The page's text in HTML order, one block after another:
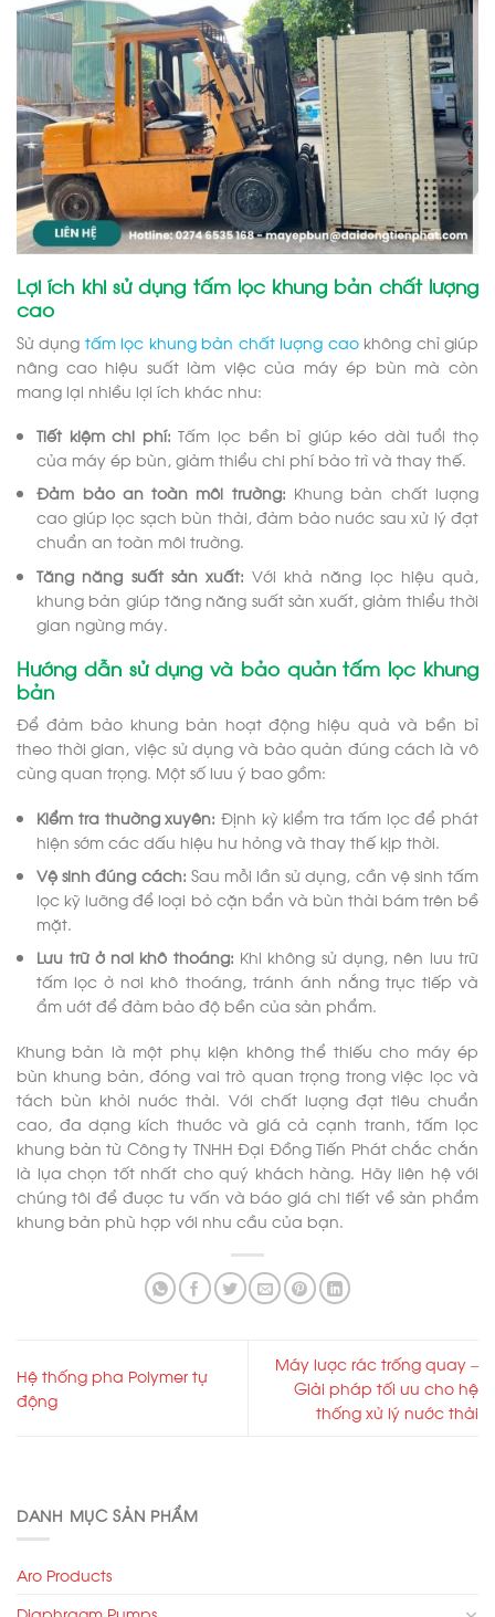
DANH MỤC SẢN PHẨM
Aro Products
Lợi ích khi sử dụng tấm lọc khung bản chất lượng
cao
Sử dụng tấm lọc khung bản chất lượng caokhông chỉ giúp
nâng cao hiệu suất làm việc của máy ép bùn mà còn
mang lại nhiều lợi ích khác như:
Tiết kiệm chi phí: Tấm lọc bền bỉ giúp kéo dài tuổi thọ
của máy ép bùn, giảm thiểu chi phí bảo trì và thay thế.
Đảm bảo an toàn môi trường: Khung bản chất lượng
cao giúp lọc sạch bùn thải, đảm bảo nước sau xử lý đạt
chuẩn an toàn môi trường.
Tăng năng suất sản xuất: Với khả năng lọc hiệu quả,
khung bản giúp tăng năng suất sản xuất, giảm thiểu thời
gian ngừng máy.
Hướng dẫn sử dụng và bảo quản tấm lọc khung
bản
Để đảm bảo khung bản hoạt động hiệu quả và bền bỉ
theo thời gian, việc sử dụng và bảo quản đúng cách là vô
cùng quan trọng. Một số lưu ý bao gồm:
Kiểm tra thường xuyên: Định kỳ kiểm tra tấm lọc để phát
hiện sớm các dấu hiệu hư hỏng và thay thế kịp thời.
Vệ sinh đúng cách: Sau mỗi lần sử dụng, cần vệ sinh tấm
lọc kỹ lưỡng để loại bỏ cặn bẩn và bùn thải bám trên bề
mặt.
Lưu trữ ở nơi khô thoáng: Khi không sử dụng, nên lưu trữ
tấm lọc ở nơi khô thoáng, tránh ánh nắng trực tiếp và
ẩm ướt để đảm bảo độ bền của sản phẩm.
Khung bản là một phụ kiện không thể thiếu cho máy ép
bùn khung bản, đóng vai trò quan trọng trong việc lọc và
tách bùn khỏi nước thải. Với chất lượng đạt tiêu chuẩn
cao, đa dạng kích thước và giá cả cạnh tranh, tấm lọc
khung bản từ Công ty TNHH Đại Đồng Tiến Phát chắc chắn
là lựa chọn tốt nhất cho quý khách hàng. Hãy liên hệ với
chúng tôi để được tư vấn và báo giá chi tiết về sản phẩm
khung bản phù hợp với nhu cầu của bạn.
Hệ thống pha Polymer tự
động
Máy lược rác trống quay –
Giải pháp tối ưu cho hệ
thống xử lý nước thải